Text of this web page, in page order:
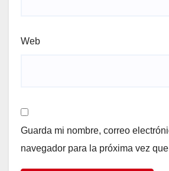
Web
Guarda mi nombre, correo
navegador para la próxima vez